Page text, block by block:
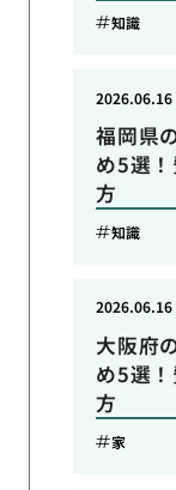
知識
福岡県
め5選
方
2026.06.16
知識
大阪府
め5選
方
2026.06.16
家